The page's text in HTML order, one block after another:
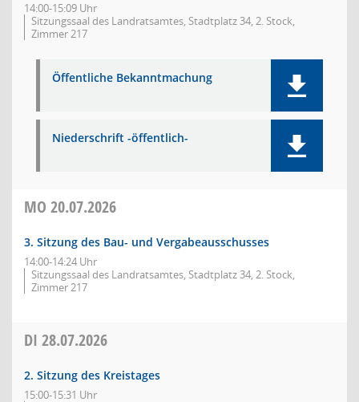
14:00-15:09 Uhr
Sitzungssaal des Landratsamtes, Stadtplatz 34, 2. Stock,
Zimmer 217
Öffentliche Bekanntmachung
Niederschrift -öffentlich-
MO 20.07.2026
3. Sitzung des Bau- und Vergabeausschusses
14:00-14:24 Uhr
Sitzungssaal des Landratsamtes, Stadtplatz 34, 2. Stock,
Zimmer 217
DI 28.07.2026
2. Sitzung des Kreistages
15:00-15:31 Uhr